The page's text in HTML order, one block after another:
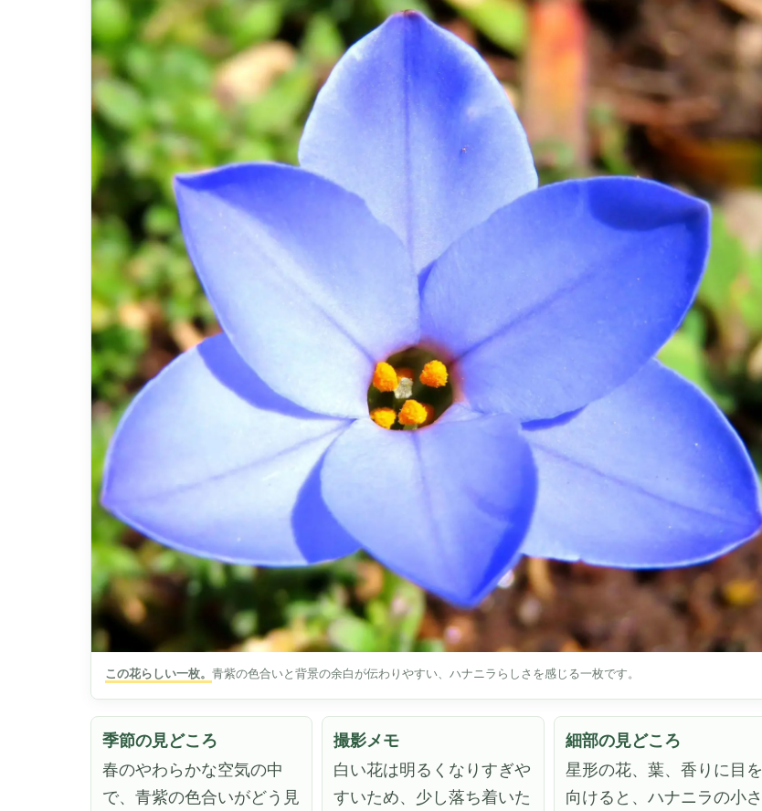
この花らしい一枚。 青紫の色合いと背景の余白が伝わりやすい、ハナニラらしさを感じる一枚です。
季節の見どころ
春のやわらかな空気の中
で、青紫の色合いがどう見
撮影メモ
白い花は明るくなりすぎや
すいため、少し落ち着いた
細部の見どころ
星形の花、葉、香りに目を
向けると、ハナニラの小さ